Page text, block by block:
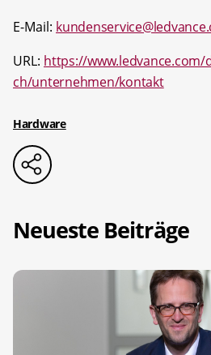
E-Mail:
URL: https://www.ledvance.com/
ch/unternehmen/kontakt
Hardware
Neueste Beiträge